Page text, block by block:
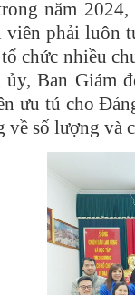
năm
phải luôn
chức nhiều
Ban Giám
ưu tú cho
về số lượng và